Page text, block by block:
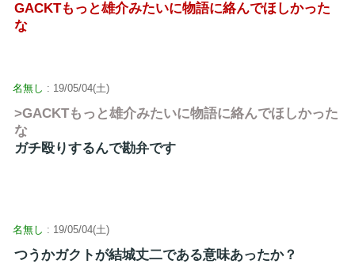
GACKTもっと雄介みたいに物語に絡んでほしかった
な
名無し : 19/05/04(土)
>GACKTもっと雄介みたいに物語に絡んでほしかった
な
ガチ殴りするんで勘弁です
名無し : 19/05/04(土)
つうかガクトが結城丈二である意味あったか？